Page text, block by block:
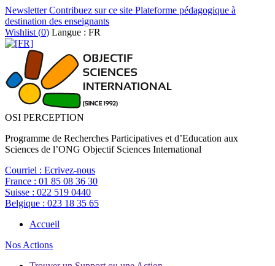
NewsletterContribuez sur ce site Plateforme pédagogique à
destination des enseignants
Wishlist (0) Langue : FR
OSI PERCEPTION
Programme de Recherches Participatives et d’Education aux
Sciences de l’ONG Objectif Sciences International
Courriel : Ecrivez-nous
France : 01 85 08 36 30
Suisse : 022 519 0440
Belgique : 023 18 35 65
Accueil
Nos Actions